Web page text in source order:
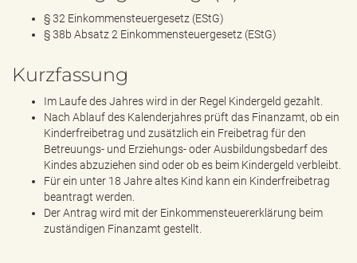
§ 32 Einkommensteuergesetz (EStG)
§ 38b Absatz 2 Einkommensteuergesetz (EStG)
Kurzfassung
Im Laufe des Jahres wird in der Regel Kindergeld gezahlt.
Nach Ablauf des Kalenderjahres prüft das Finanzamt, ob ein
Kinderfreibetrag und zusätzlich ein Freibetrag für den
Betreuungs- und Erziehungs- oder Ausbildungsbedarf des
Kindes abzuziehen sind oder ob es beim Kindergeld verbleibt.
Für ein unter 18 Jahre altes Kind kann ein Kinderfreibetrag
beantragt werden.
Der Antrag wird mit der Einkommensteuererklärung beim
zuständigen Finanzamt gestellt.